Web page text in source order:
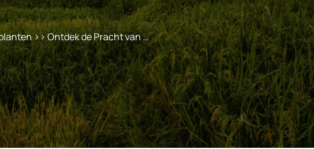
>> Ontdek de Pracht van …